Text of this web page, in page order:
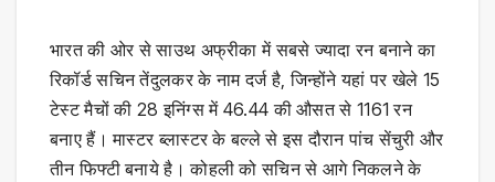
भारत की ओर से साउथ अफ्रीका में सबसे ज्यादा रन बनाने का
रिकॉर्ड सचिन तेंदुलकर के नाम दर्ज है, जिन्होंने यहां पर खेले 15
टेस्ट मैचों की 28 इनिंग्स में 46.44 की औसत से 1161 रन
बनाए हैं। मास्टर ब्लास्टर के बल्ले से इस दौरान पांच सेंचुरी और
तीन फिफ्टी बनाये है। कोहली को सचिन से आगे निकलने के